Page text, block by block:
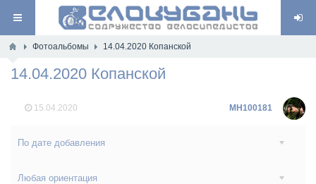
Фотоальбомы 14.04.2020 Копанской
14.04.2020 Копанской
15.04.2020 MH100181
По дате добавления
Любая ориентация